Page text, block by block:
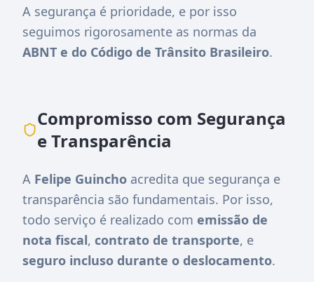
A segurança é prioridade, e por isso
seguimos rigorosamente as normas da
ABNT e do Código de Trânsito Brasileiro.
Compromisso com Segurança
e Transparência
A Felipe Guincho acredita que segurança e
transparência são fundamentais. Por isso,
todo serviço é realizado com emissão de
nota fiscal, contrato de transporte, e
seguro incluso durante o deslocamento.